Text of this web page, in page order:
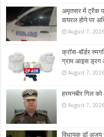
अमृतसर में ट्रैक
वायरल होने पर
August 7, 2026
क्रॉस-बॉर्डर
ग्राम आइस ड्रग
August 7, 2026
हरमनबीर गिल
August 7, 2026
विधायक डॉ अजय